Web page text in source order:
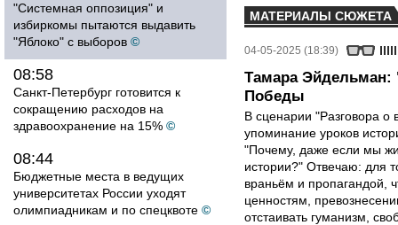
"Системная оппозиция" и
избиркомы пытаются выдавить
"Яблоко" с выборов ©
08:58
Санкт-Петербург готовится к
сокращению расходов на
здравоохранение на 15% ©
08:44
Бюджетные места в ведущих
университетах России уходят
олимпиадникам и по спецквоте ©
МАТЕРИАЛЫ СЮЖЕТА
04-05-2025 (18:39)
Тамара Эйдельман:
Победы
В сценарии "Разговора о
упоминание уроков
"Почему, даже если мы
истории?" Отвечаю: для
враньём и пропагандой,
ценностям,
отстаивать гуманизм,